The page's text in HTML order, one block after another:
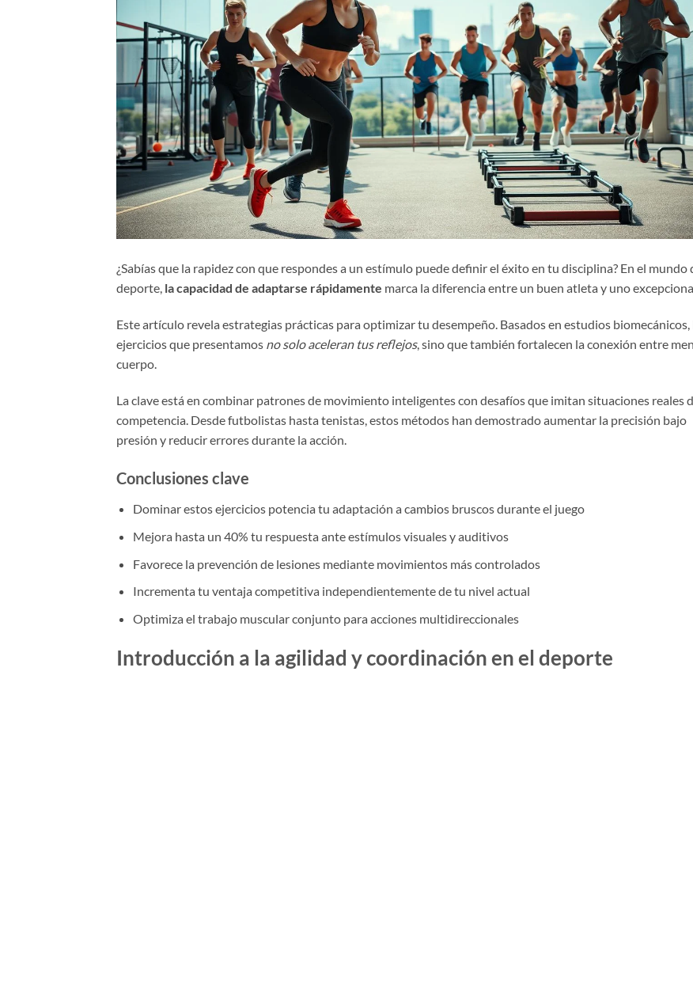
¿Sabías que la rapidez con que respondes a un estímulo puede definir el éxito en tu disciplina? En el mundo
deporte, la capacidad de adaptarse rápidamente marca la diferencia entre un buen atleta y uno
Este artículo revela estrategias prácticas para optimizar tu desempeño. Basados en estudios biomecánicos,
ejercicios que presentamos no solo aceleran tus reflejos, sino que también fortalecen la conexión entre
cuerpo.
La clave está en combinar patrones de movimiento inteligentes con desafíos que imitan situaciones reales
competencia. Desde futbolistas hasta tenistas, estos métodos han demostrado aumentar la precisión bajo
presión y reducir errores durante la acción.
Conclusiones clave
Dominar estos ejercicios potencia tu adaptación a cambios bruscos durante el juego
Mejora hasta un 40% tu respuesta ante estímulos visuales y auditivos
Favorece la prevención de lesiones mediante movimientos más controlados
Incrementa tu ventaja competitiva independientemente de tu nivel actual
Optimiza el trabajo muscular conjunto para acciones multidireccionales
Introducción a la agilidad y coordinación en el deporte